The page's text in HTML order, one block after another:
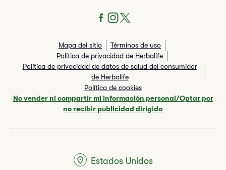
Mapa del sitio
Términos de uso
Política de privacidad de Herbalife
Política de privacidad de datos de salud del consumidor
de Herbalife
Política de cookies
No vender ni compartir mi información personal/Optar por
no recibir publicidad dirigida
Estados Unidos